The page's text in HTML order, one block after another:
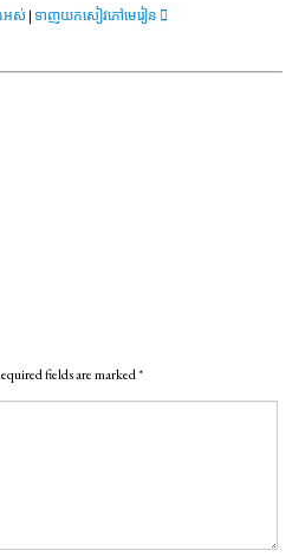
អស់| ទាញយកសៀវភៅមេរៀន
fields are marked*